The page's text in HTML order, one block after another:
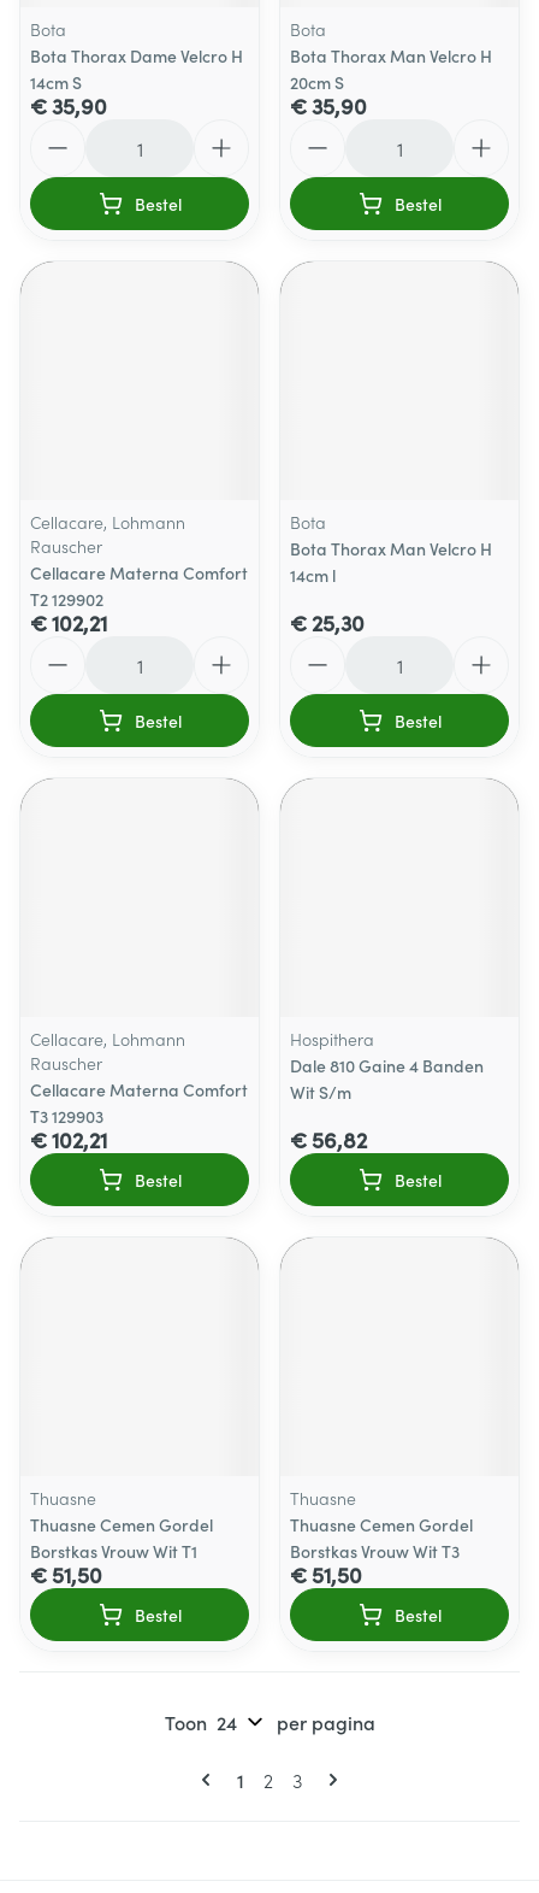
Bota
Bota Thorax Dame Velcro H
14cm S
€ 35,90
Bestel
Bota
Bota Thorax Man Velcro H
20cm S
€ 35,90
Bestel
Cellacare, Lohmann
Rauscher
Cellacare Materna Comfort
T2 129902
€ 102,21
Bestel
Bota
Bota Thorax Man Velcro H
14cm l
€ 25,30
Bestel
Cellacare, Lohmann
Rauscher
Cellacare Materna Comfort
T3 129903
€ 102,21
Bestel
Hospithera
Dale 810 Gaine 4 Banden
Wit S/m
€ 56,82
Bestel
Thuasne
Thuasne Cemen Gordel
Borstkas Vrouw Wit T1
€ 51,50
Bestel
Thuasne
Thuasne Cemen Gordel
Borstkas Vrouw Wit T3
€ 51,50
Bestel
Pagina's
U lees momenteel pagina
1 Pagina
2 Pagina
3
Toon per pagina